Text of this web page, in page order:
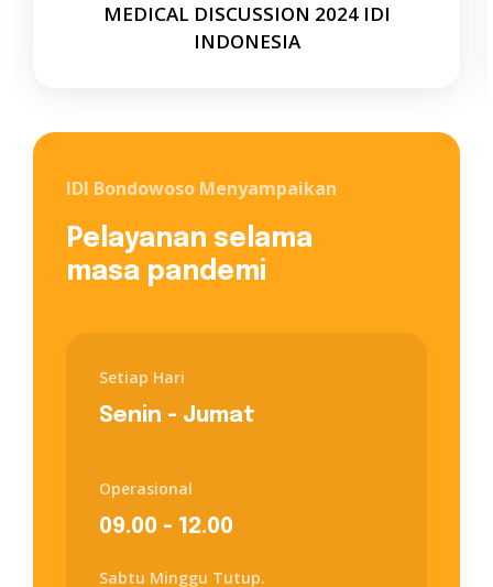
MEDICAL DISCUSSION 2024 IDI
INDONESIA
IDI Bondowoso Menyampaikan
Pelayanan selama
masa pandemi
Setiap Hari
Senin - Jumat
Operasional
09.00 - 12.00
Sabtu Minggu Tutup.